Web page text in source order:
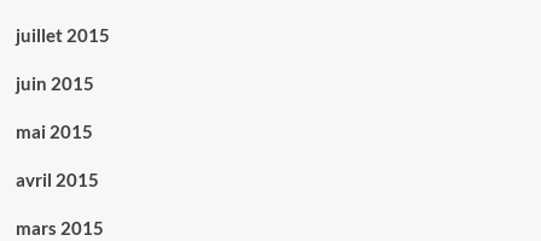
juillet 2015
juin 2015
mai 2015
avril 2015
mars 2015